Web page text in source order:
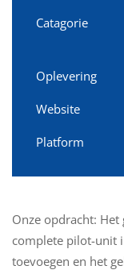
Catagorie
Oplevering
Website
Platform
Onze opdracht:
complete pilot-unit
toevoegen en het